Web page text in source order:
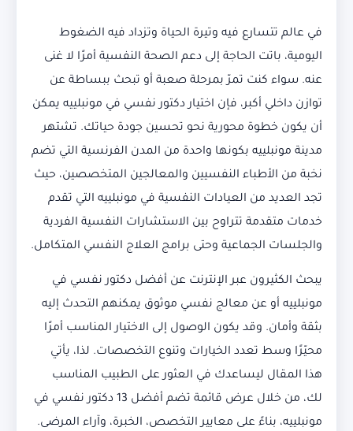
في عالم تتسارع فيه وتيرة الحياة وتزداد فيه الضغوط
اليومية، باتت الحاجة إلى دعم الصحة النفسية أمرًا لا غنى
عنه. سواء كنت تمرّ بمرحلة صعبة أو تبحث ببساطة عن
توازن داخلي أكبر، فإن اختيار دكتور نفسي في مونبلييه يمكن
أن يكون خطوة محورية نحو تحسين جودة حياتك. تشتهر
مدينة مونبلييه بكونها واحدة من المدن الفرنسية التي تضم
نخبة من الأطباء النفسيين والمعالجين المتخصصين، حيث
تجد العديد من العيادات النفسية في مونبلييه التي تقدم
خدمات متقدمة تتراوح بين الاستشارات النفسية الفردية
والجلسات الجماعية وحتى برامج العلاج النفسي المتكامل.
يبحث الكثيرون عبر الإنترنت عن أفضل دكتور نفسي في
مونبلييه أو عن معالج نفسي موثوق يمكنهم التحدث إليه
بثقة وأمان. وقد يكون الوصول إلى الاختيار المناسب أمرًا
محيّرًا وسط تعدد الخيارات وتنوع التخصصات. لذا، يأتي
هذا المقال ليساعدك في العثور على الطبيب المناسب
لك، من خلال عرض قائمة تضم أفضل 13 دكتور نفسي في
مونبلييه، بناءً على معايير التخصص، الخبرة، وآراء المرضى.